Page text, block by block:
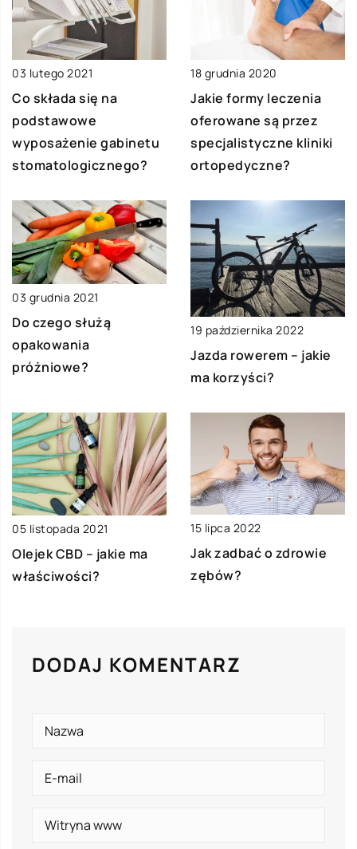
03 lutego 2021
Co składa się na
podstawowe
wyposażenie gabinetu
stomatologicznego?
18 grudnia 2020
Jakie formy leczenia
oferowane są przez
specjalistyczne kliniki
ortopedyczne?
03 grudnia 2021
Do czego służą
opakowania
próżniowe?
19 października 2022
Jazda rowerem – jakie
ma korzyści?
05 listopada 2021
Olejek CBD – jakie ma
właściwości?
15 lipca 2022
Jak zadbać o zdrowie
zębów?
DODAJ KOMENTARZ